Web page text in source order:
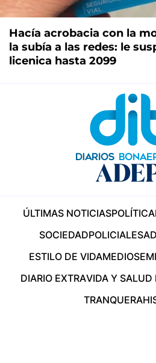
Hacía acrobacia con la
la subía a las redes: le
licenica hasta 2099
ÚLTIMAS NOTICIASPOLÍTICA
SOCIEDADPOLICIALES
ESTILO DE VIDAMEDIOS
DIARIO EXTRAVIDA Y SALUD
TRANQUERA